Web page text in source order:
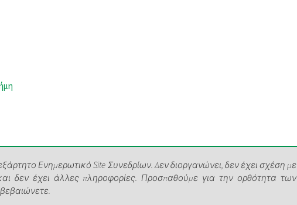
Ενημερωτικό Site Συνεδρίων. Δεν διοργανώνει, δεν έχει σχέση με
δεν έχει άλλες πληροφορίες. Προσπαθούμε για την ορθότητα των